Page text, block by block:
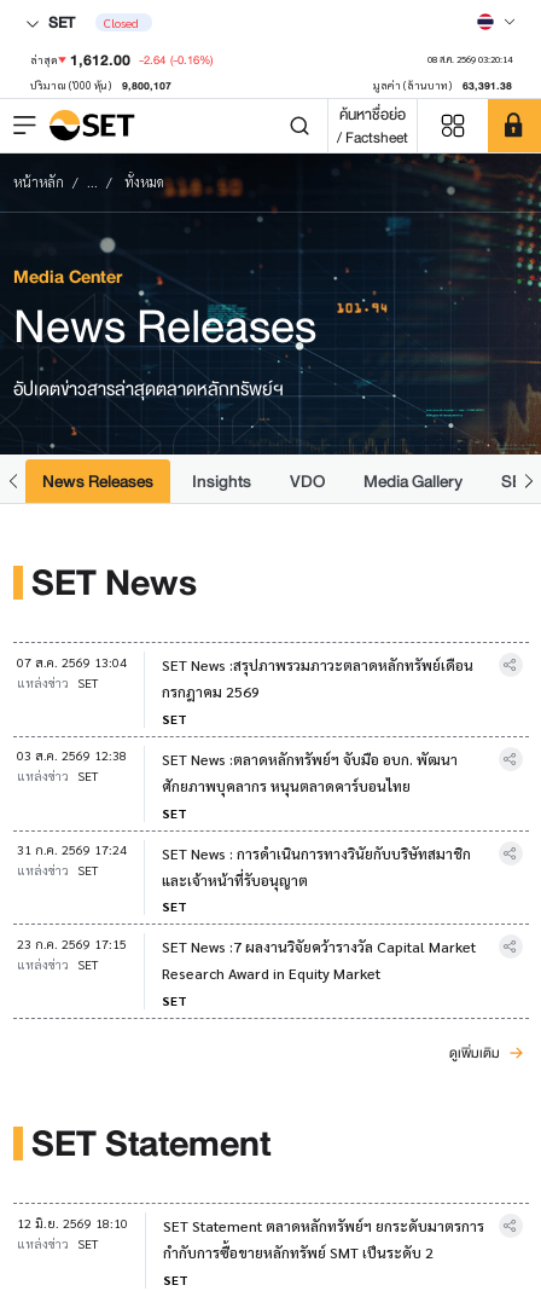
SET Closed
ล่าสุด 1,612.00 -2.64 (-0.16%) 08 ส.ค. 2569 03:20:14
ปริมาณ ('000 หุ้น) 9,800,107 มูลค่า (ล้านบาท) 63,391.38
ค้นหาชื่อย่อ
/ Factsheet
หน้าหลัก ... ทั้งหมด
Media Center
News Releases
อัปเดตข่าวสารล่าสุดตลาดหลักทรัพย์ฯ
News Releases Insights VDO Media Gallery SET
SET News
07 ส.ค. 2569 13:04
แหล่งข่าว
SET
SET News :สรุปภาพรวมภาวะตลาดหลักทรัพย์เดือน
กรกฎาคม 2569
SET
03 ส.ค. 2569 12:38
แหล่งข่าว
SET
SET News :ตลาดหลักทรัพย์ฯ จับมือ อบก. พัฒนา
ศักยภาพบุคลากร หนุนตลาดคาร์บอนไทย
SET
31 ก.ค. 2569 17:24
แหล่งข่าว
SET
SET News : การดำเนินการทางวินัยกับบริษัทสมาชิก
และเจ้าหน้าที่รับอนุญาต
SET
23 ก.ค. 2569 17:15
แหล่งข่าว
SET
SET News :7 ผลงานวิจัยคว้ารางวัล Capital Market
Research Award in Equity Market
SET
ดูเพิ่มเติม
SET Statement
12 มิ.ย. 2569 18:10
แหล่งข่าว
SET
SET Statement ตลาดหลักทรัพย์ฯ ยกระดับมาตรการ
กำกับการซื้อขายหลักทรัพย์ SMT เป็นระดับ 2
SET